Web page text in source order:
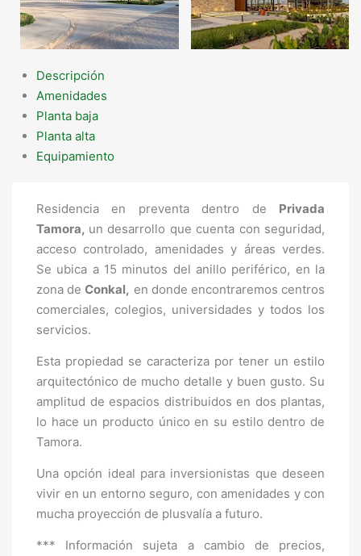
Descripción
Amenidades
Planta baja
Planta alta
Equipamiento
Residencia en preventa dentro de Privada
Tamora, un desarrollo que cuenta con seguridad,
acceso controlado, amenidades y áreas verdes.
Se ubica a 15 minutos del anillo periférico, en la
zona deConkal, en donde encontraremos centros
comerciales, colegios, universidades y todos los
servicios.
Esta propiedad se caracteriza por tener un estilo
arquitectónico de mucho detalle y buen gusto. Su
amplitud de espacios distribuidos en dos plantas,
lo hace un producto único en su estilo dentro de
Tamora.
Una opción ideal para inversionistas que deseen
vivir en un entorno seguro, con amenidades y con
mucha proyección de plusvalía a futuro.
*** Información sujeta a cambio de precios,